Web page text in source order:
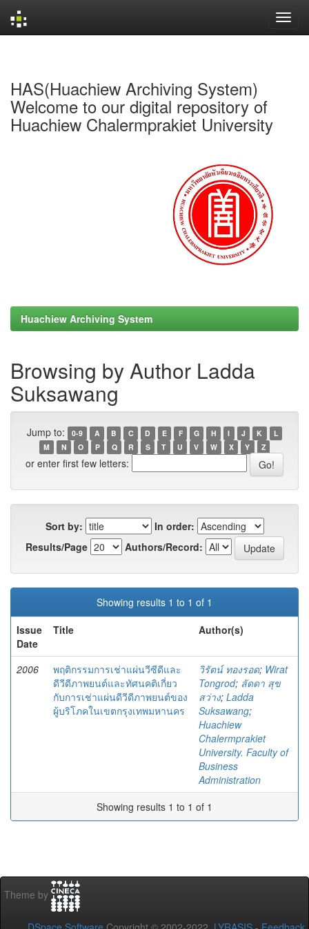
HAS(Huachiew Archiving System)
Welcome to our digital repository of
Huachiew Chalermprakiet University
Huachiew Archiving System
Browsing by Author Ladda
Suksawang
Jump to: 0-9 A B C D E F G H I J K
L
M
N O P Q R S T U V W X Y Z
or enter first few letters:
Sort by:
In order:
Results/Page
Authors/Record:
Showing results 1 to 1 of 1
Issue
Date
Title Author(s)
2006
พฤติกรรมการเช่าแผ่นวีซีดีและ
ดีวีดีภาพยนต์และทัศนคติเกี่ยว
กับการเช่าแผ่นดีวีดีภาพยนต์ของ
ผู้บริโภคในเขตกรุงเทพมหานคร
วิรัตน์ ทองรอด; Wirat
Tongrod; ลัดดา สุข
สว่าง; Ladda
Suksawang;
Huachiew
Chalermprakiet
University. Faculty of
Business
Administration
Showing results 1 to 1 of 1
Theme by